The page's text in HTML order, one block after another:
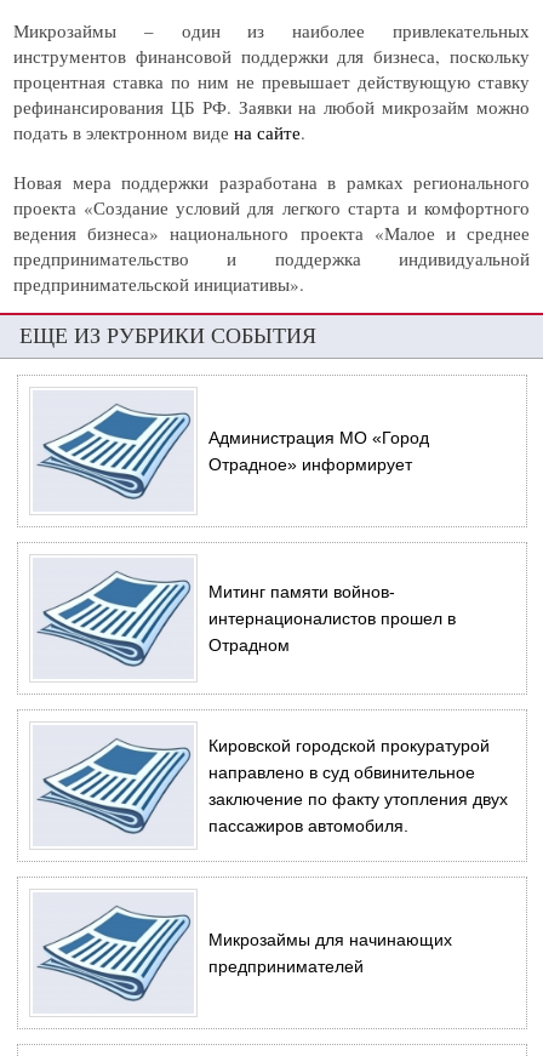
Микрозаймы – один из наиболее привлекательных
инструментов финансовой поддержки для бизнеса, поскольку
процентная ставка по ним не превышает действующую ставку
рефинансирования ЦБ РФ. Заявки на любой микрозайм можно
подать в электронном виде на сайте.
Новая мера поддержки разработана в рамках регионального
проекта «Создание условий для легкого старта и комфортного
ведения бизнеса» национального проекта «Малое и среднее
предпринимательство и поддержка индивидуальной
предпринимательской инициативы».
ЕЩЕ ИЗ РУБРИКИ СОБЫТИЯ
Администрация МО «Город
Отрадное» информирует
Митинг памяти войнов-
интернационалистов прошел в
Отрадном
Кировской городской прокуратурой
направлено в суд обвинительное
заключение по факту утопления двух
пассажиров автомобиля.
Микрозаймы для начинающих
предпринимателей